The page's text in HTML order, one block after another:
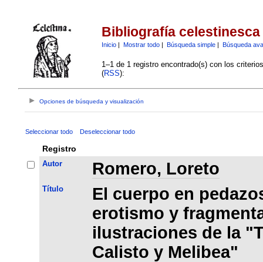
Bibliografía celestinesca
Inicio| Mostrar todo| Búsqueda simple| Búsqueda
1–1 de 1 registro encontrado(s) con los
(RSS):
Opciones de búsqueda y visualización
Seleccionar todo Deseleccionar todo
Registro
Autor Romero, Loreto
Título
El cuerpo en
erotismo y
ilustraciones de la
Calisto y Melibea"